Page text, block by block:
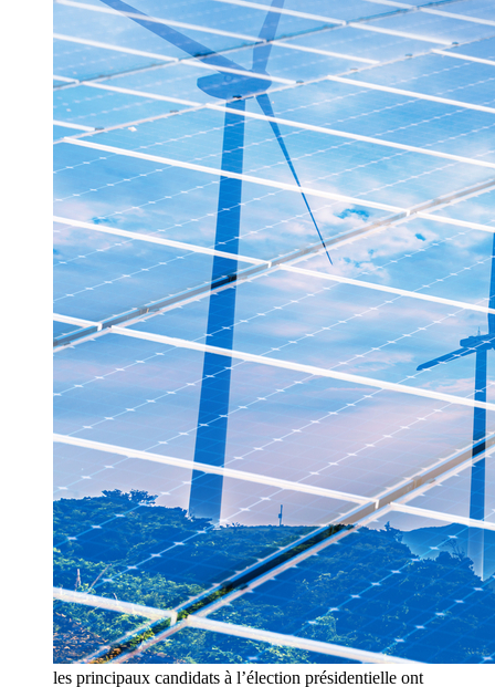
les principaux candidats à l’élection présidentielle ont